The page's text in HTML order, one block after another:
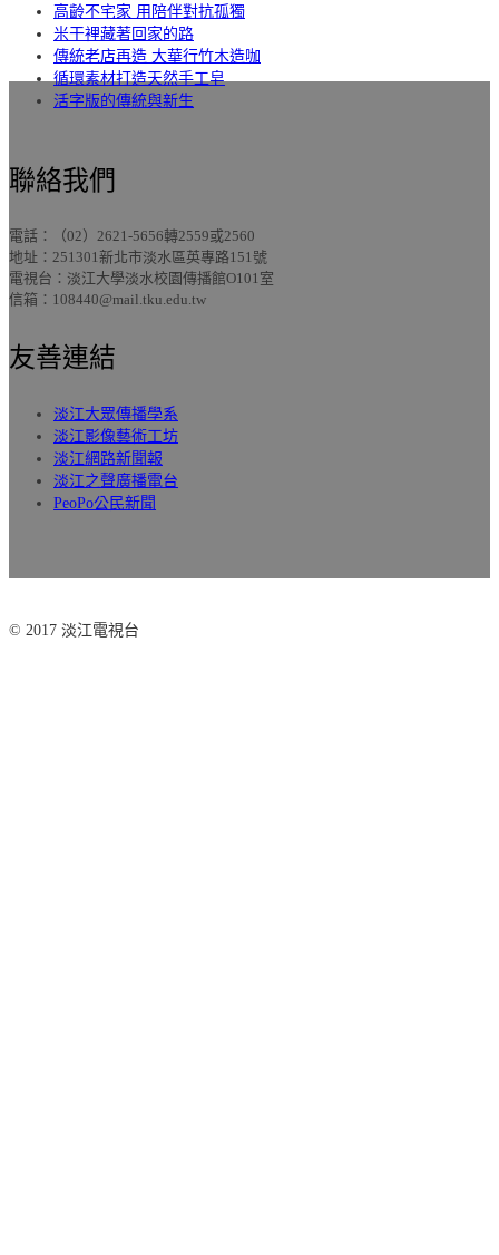
高齡不宅家 用陪伴對抗孤獨
米干裡藏著回家的路
傳統老店再造 大華行竹木造咖
循環素材打造天然手工皂
活字版的傳統與新生
聯絡我們
電話：（02）2621-5656轉2559或2560
地址：251301新北市淡水區英專路151號
電視台：淡江大學淡水校園傳播館O101室
信箱：108440@mail.tku.edu.tw
友善連結
淡江大眾傳播學系
淡江影像藝術工坊
淡江網路新聞報
淡江之聲廣播電台
PeoPo公民新聞
© 2017 淡江電視台